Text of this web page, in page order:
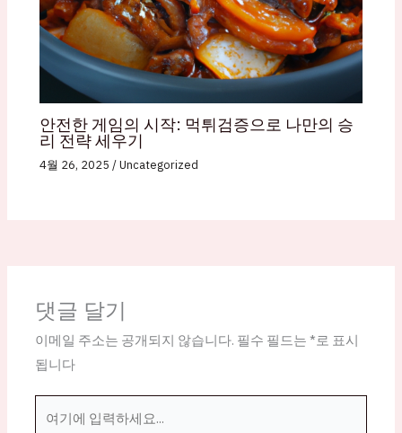
안전한 게임의 시작: 먹튀검증으로 나만의 승
리 전략 세우기
4월 26, 2025/Uncategorized
댓글 달기
이메일 주소는 공개되지 않습니다. 필수 필드는*로 표시
됩니다